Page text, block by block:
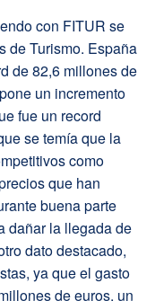
con FITUR se
de Turismo. España
de 82,6 millones de
un incremento
fue un record
se temía que la
como
que han
buena parte
dañar la llegada de
dato destacado,
ya que el gasto
de euros, un